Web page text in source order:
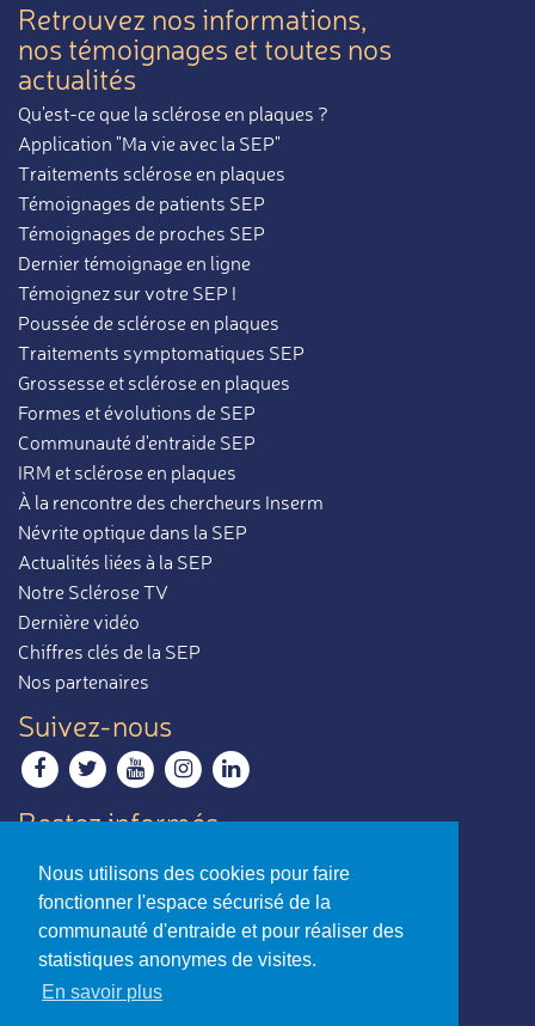
Nous utilisons des cookies pour faire
fonctionner l'espace sécurisé de la
communauté d'entraide et pour réaliser des
statistiques anonymes de visites.
En savoir plus
Retrouvez nos informations,
nos témoignages et toutes nos
actualités
Qu'est-ce que la sclérose en plaques ?
Application "Ma vie avec la SEP"
Traitements sclérose en plaques
Témoignages de patients SEP
Témoignages de proches SEP
Dernier témoignage en ligne
Témoignez sur votre SEP !
Poussée de sclérose en plaques
Traitements symptomatiques SEP
Grossesse et sclérose en plaques
Formes et évolutions de SEP
Communauté d'entraide SEP
IRM et sclérose en plaques
À la rencontre des chercheurs Inserm
Névrite optique dans la SEP
Actualités liées à la SEP
Notre Sclérose TV
Dernière vidéo
Chiffres clés de la SEP
Nos partenaires
Suivez-nous
Restez informés
Contactez-nous
Envoyer un e-mail
La sclérose en plaques,
par ceux qui en parlent le mieux.